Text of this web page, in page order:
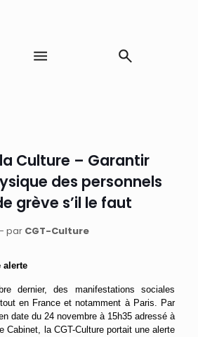
Culture – Garantir
des personnels
grève s’il le faut
par CGT-Culture
alerte
dernier, des manifestations sociales
en France et notamment à Paris. Par
date du 24 novembre à 15h35 adressé à
Cabinet, la CGT-Culture portait une alerte